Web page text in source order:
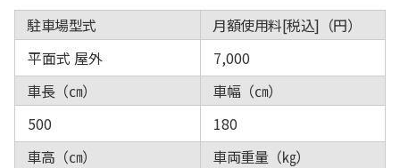
駐車場型式
月額使用料[税込]（円）
平面式 屋外
7,000
車長（㎝）
車幅（㎝）
500
180
車高（㎝）
車両重量（㎏）